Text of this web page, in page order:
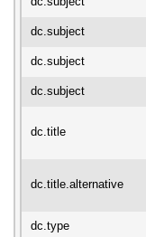
dc.subject
dc.subject
dc.subject
dc.title
dc.title.alternative
dc.type